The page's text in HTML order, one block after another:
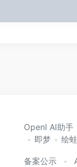
OpenI AI助手
即梦
绘蛙
备案公示